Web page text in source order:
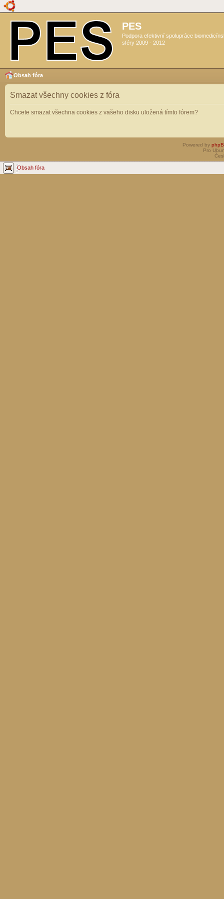
PES
Podpora efektivní spolupráce
sféry 2009 - 2012
Obsah fóra
Smazat všechny cookies z fóra
Chcete smazat všechna cookies z vašeho disku uložená tímto fórem?
Powered by
Pro
Obsah fóra